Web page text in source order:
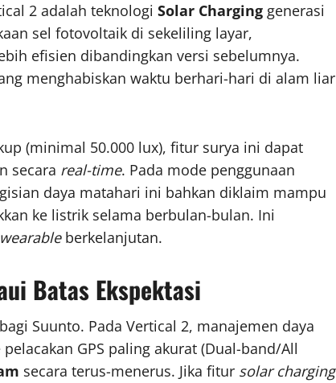
2 adalah teknologi Solar Charging generasi
sel fotovoltaik di sekeliling layar,
efisien dibandingkan versi sebelumnya.
menghabiskan waktu berhari-hari di alam liar
(minimal 50.000 lux), fitur surya ini dapat
secara real-time. Pada mode penggunaan
daya matahari ini bahkan diklaim mampu
ke listrik selama berbulan-bulan. Ini
wearableberkelanjutan.
Batas Ekspektasi
Suunto. Pada Vertical 2, manajemen daya
GPS paling akurat (Dual-band/All
secara terus-menerus. Jika fitur solar charging